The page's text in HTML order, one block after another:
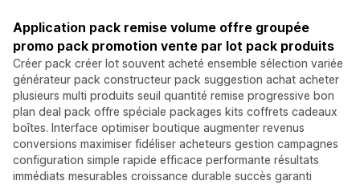
Application pack remise volume offre groupée
promo pack promotion vente par lot pack produits
Créer pack créer lot souvent acheté ensemble sélection variée
générateur pack constructeur pack suggestion achat acheter
plusieurs multi produits seuil quantité remise progressive bon
plan deal pack offre spéciale packages kits coffrets cadeaux
boîtes. Interface optimiser boutique augmenter revenus
conversions maximiser fidéliser acheteurs gestion campagnes
configuration simple rapide efficace performante résultats
immédiats mesurables croissance durable succès garanti